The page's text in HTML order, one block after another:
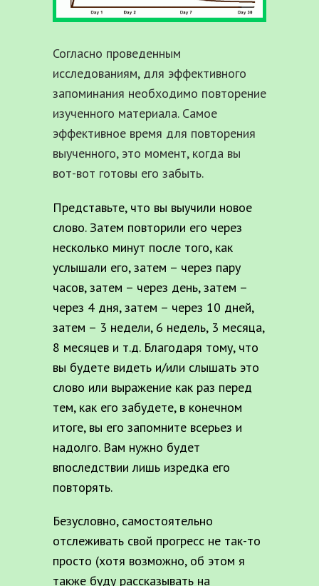
Согласно проведенным
исследованиям, для эффективного
запоминания необходимо повторение
изученного материала. Самое
эффективное время для повторения
выученного, это момент, когда вы
вот-вот готовы его забыть.
Представьте, что вы выучили новое
слово. Затем повторили его через
несколько минут после того, как
услышали его, затем – через пару
часов, затем – через день, затем –
через 4 дня, затем – через 10 дней,
затем – 3 недели, 6 недель, 3 месяца,
8 месяцев и т.д. Благодаря тому, что
вы будете видеть и/или слышать это
слово или выражение как раз перед
тем, как его забудете, в конечном
итоге, вы его запомните всерьез и
надолго. Вам нужно будет
впоследствии лишь изредка его
повторять.
Безусловно, самостоятельно
отслеживать свой прогресс не так-то
просто (хотя возможно, об этом я
также буду рассказывать на